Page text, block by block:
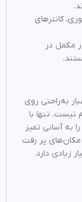
کانترهای
مکمل در
به‌راحتی روی
نیست. تنها با
به آسانی تمیز
مکان‌های پر رفت‌
زیادی دارد.